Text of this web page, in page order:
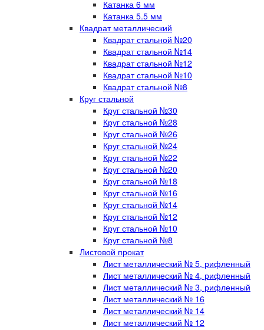
Катанка 6 мм
Катанка 5.5 мм
Квадрат металлический
Квадрат стальной №20
Квадрат стальной №14
Квадрат стальной №12
Квадрат стальной №10
Квадрат стальной №8
Круг стальной
Круг стальной №30
Круг стальной №28
Круг стальной №26
Круг стальной №24
Круг стальной №22
Круг стальной №20
Круг стальной №18
Круг стальной №16
Круг стальной №14
Круг стальной №12
Круг стальной №10
Круг стальной №8
Листовой прокат
Лист металлический № 5, рифленный
Лист металлический № 4, рифленный
Лист металлический № 3, рифленный
Лист металлический № 16
Лист металлический № 14
Лист металлический № 12